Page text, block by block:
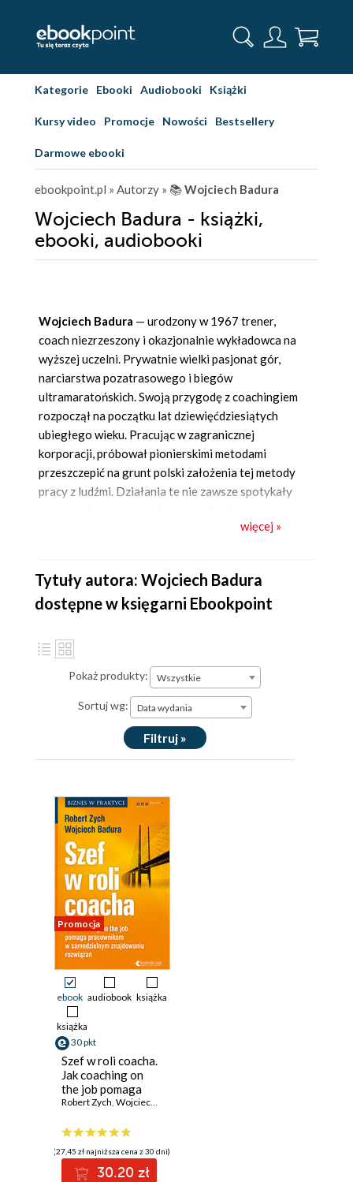
Kategorie Ebooki Audiobooki Książki
Kursy video Promocje Nowości Bestsellery
Darmowe ebooki
ebookpoint.pl » Autorzy » 📚Wojciech Badura
Wojciech Badura - książki,
ebooki, audiobooki
Wojciech Badura — urodzony w 1967 trener,
coach niezrzeszony i okazjonalnie wykładowca na
wyższej uczelni. Prywatnie wielki pasjonat gór,
narciarstwa pozatrasowego i biegów
ultramaratońskich. Swoją przygodę z coachingiem
rozpoczął na początku lat dziewięćdziesiątych
ubiegłego wieku. Pracując w zagranicznej
korporacji, próbował pionierskimi metodami
przeszczepić na grunt polski założenia tej metody
pracy z ludźmi. Działania te nie zawsze spotykały
niewątpliwie przyczyniły się do pogłębionej
Nie trzymając się kurczowo żadnej z doktryn,
swoje upodobanie do relacji coachingowych
szkoleniowej Kontrakt OSH. Pomaga swoim
klientom w doskonaleniu umiejętności
handlowych, menedżerskich i trenerskich, zresztą
nie tylko za pomocą coachingu. Jest zwolennikiem
rzadko podejmowanej w mediach koncepcji pracy
coachingowej z dziećmi i entuzjastą tego typu
podejścia do najmłodszych
więcej »
Tytuły autora: Wojciech Badura
dostępne w księgarni Ebookpoint
Pokaż produkty: Wszystkie
Sortuj wg: Data wydania
Filtruj »
Promocja
ebook audiobook książka
książka
30 pkt
Szef w roli coacha.
Jak coaching on
the job pomaga
pracownikom w
znajdowaniu
rozwiązań
Robert Zych, Wojciech Badura
(27,45 zł najniższa cena z 30 dni)
30.20 zł